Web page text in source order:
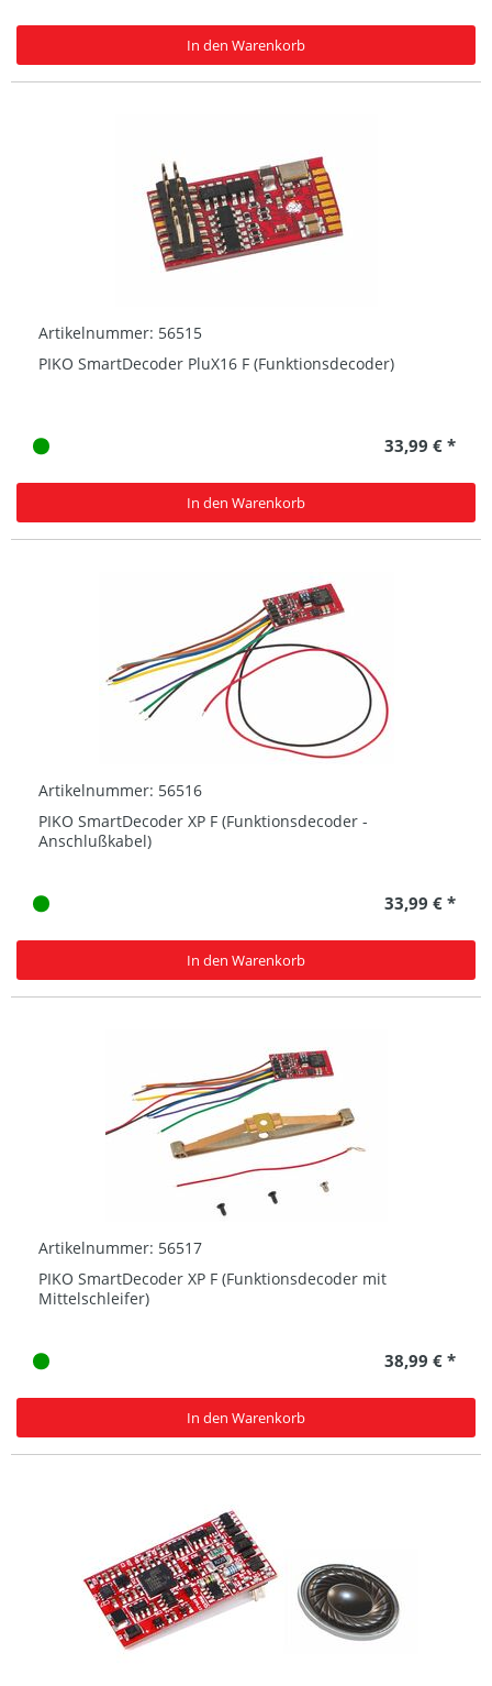
In den Warenkorb
Artikelnummer: 56515
PIKO SmartDecoder PluX16 F (Funktionsdecoder)
33,99 € *
In den Warenkorb
Artikelnummer: 56516
PIKO SmartDecoder XP F (Funktionsdecoder -
Anschlußkabel)
33,99 € *
In den Warenkorb
Artikelnummer: 56517
PIKO SmartDecoder XP F (Funktionsdecoder mit
Mittelschleifer)
38,99 € *
In den Warenkorb